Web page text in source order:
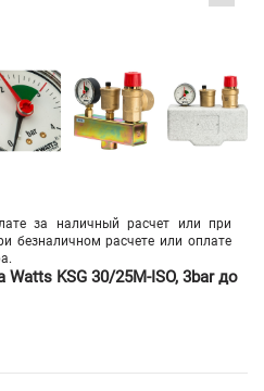
за наличный расчет или при
безналичном расчете или оплате
Watts KSG 30/25M-ISO, 3bar до